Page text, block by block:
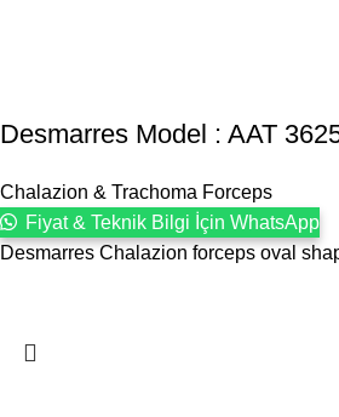
Desmarres Model : AAT
Chalazion & Trachoma Forceps
Fiyat & Teknik Bilgi İçin WhatsApp
Desmarres Chalazion forceps oval